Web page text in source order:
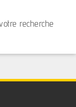
recherche